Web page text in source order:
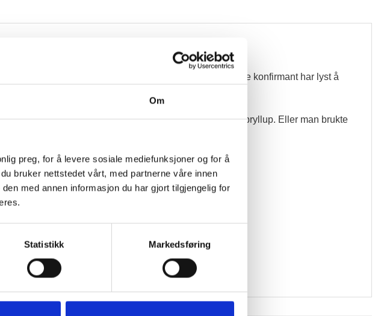
Om
preg, for å levere sosiale mediefunksjoner og for å
bruker nettstedet vårt, med partnerne våre innen
med annen informasjon du har gjort tilgjengelig for
Statistikk Markedsføring
forkle.
kan være. Kanskje den syglade kommenede konfirmant har lyst å
da det hvite broderte forkle gjerne ble forebeholdt bryllup. Eller man brukte